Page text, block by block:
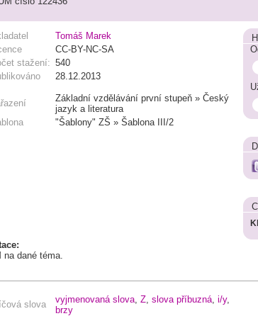
Tomáš Marek
CC-BY-NC-SA
stažení: 540
28.12.2013
Základní vzdělávání první stupeň » Český
jazyk a literatura
"Šablony" ZŠ » Šablona III/2
na dané téma.
slova vyjmenovaná slova Z slova příbuzná i/y,
brzy